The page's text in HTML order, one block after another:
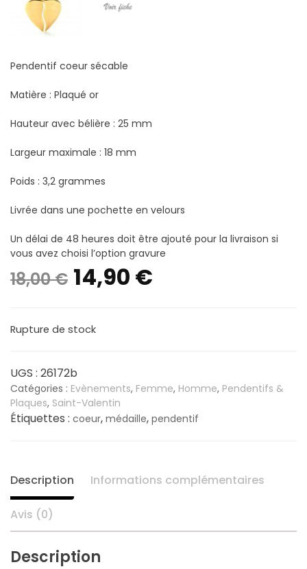
Pendentif coeur sécable
Matière : Plaqué or
Hauteur avec bélière : 25 mm
Largeur maximale : 18 mm
Poids : 3,2 grammes
Livrée dans une pochette en velours
Un délai de 48 heures doit être ajouté pour la livraison si
vous avez choisi l’option gravure
18,00€ Le
initial
était :
18,00 €.
14,90 €
14,90 €.
Rupture de stock
UGS : 26172b
Catégories : Evènements, Femme, Homme, Pendentifs &
Plaques, Saint-Valentin
Étiquettes : coeur, médaille, pendentif
Description Informations complémentaires
Avis (0)
Description